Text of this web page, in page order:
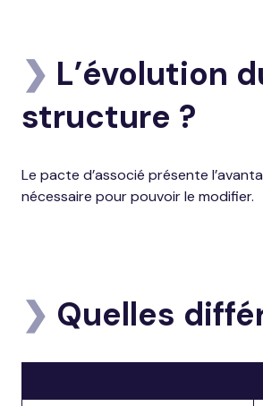
❯ L’évolution
structure ?
Le pacte d’associé présente
nécessaire pour pouvoir le modifier.
❯ Quelles